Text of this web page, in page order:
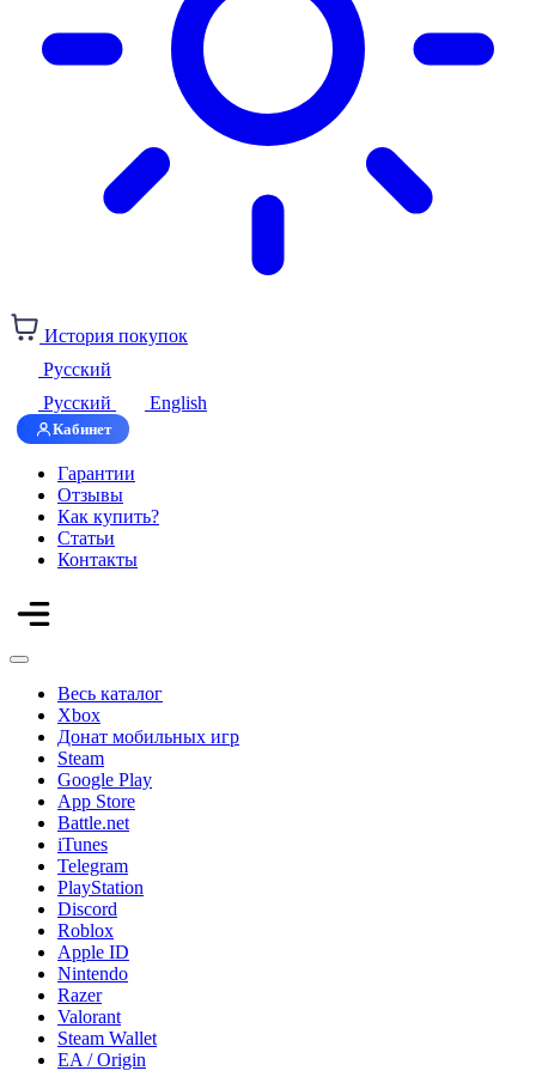
История покупок
Русский
Русский
English
Кабинет
Гарантии
Отзывы
Как купить?
Статьи
Контакты
Весь каталог
Xbox
Донат мобильных игр
Steam
Google Play
App Store
Battle.net
iTunes
Telegram
PlayStation
Discord
Roblox
Apple ID
Nintendo
Razer
Valorant
Steam Wallet
EA / Origin